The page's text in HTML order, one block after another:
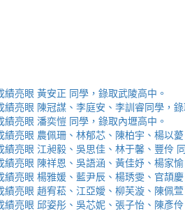
亮眼 黃安正 同學，錄取武陵高中。
亮眼 陳冠謀、李庭安、李訓睿同學，
亮眼 潘奕愷 同學，錄取內壢高中。
亮眼 農佩珊、林郁芯、陳柏宇、楊以
亮眼 江昶毅、吳思佳、林于馨、豐伶
亮眼 陳祥恩、吳語涵、黃佳妤、楊家
亮眼 楊雅媛、藍尹辰、楊琇雯、官頡
亮眼 趙宥菘、江亞嬡、柳芙漩、陳佩
亮眼 邱姿彤、吳芯妮、張子怡、陳彥